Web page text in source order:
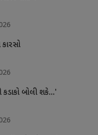
કડાકો બોલી શકે...'